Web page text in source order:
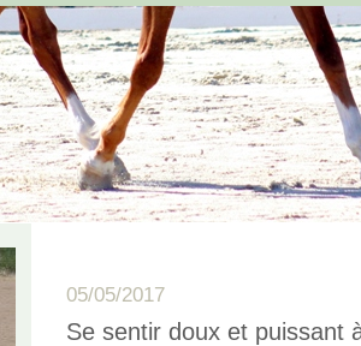
05/05/2017
Se sentir doux et puissant